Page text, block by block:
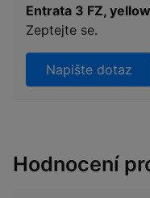
Entrata 3 FZ,
Zeptejte se.
Napište dotaz
Hodnocení